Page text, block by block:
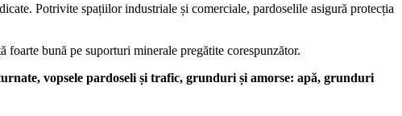
Potrivite spațiilor industriale și comerciale, pardoselile asigură protecția
bună pe suporturi minerale pregătite corespunzător.
vopsele pardoseli și trafic, grunduri și amorse: apă, grunduri